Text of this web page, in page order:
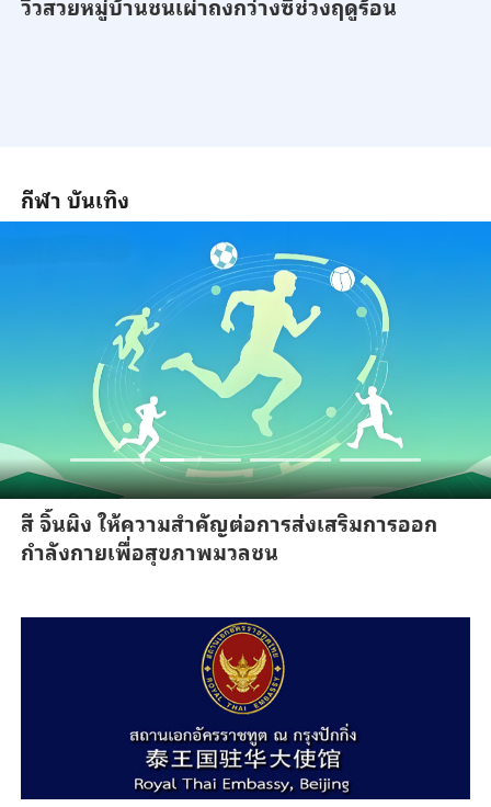
กีฬา บันเทิง
สี จิ้นผิง ให้ความสำคัญต่อการส่งเสริมการออก
กำลังกายเพื่อสุขภาพมวลชน